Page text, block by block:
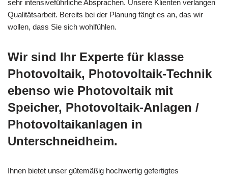
sehr intensiveführliche Absprachen. Unsere Klienten verlangen
Qualitätsarbeit. Bereits bei der Planung fängt es an, das wir
wollen, dass Sie sich wohlfühlen.
Wir sind Ihr Experte für klasse
Photovoltaik, Photovoltaik-Technik
ebenso wie Photovoltaik mit
Speicher, Photovoltaik-Anlagen /
Photovoltaikanlagen in
Unterschneidheim.
Ihnen bietet unser gütemäßig hochwertig gefertigtes